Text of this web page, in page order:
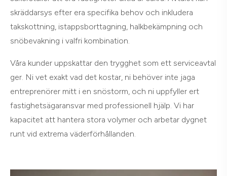
skräddarsys efter era specifika behov och inkludera
takskottning, istappsborttagning, halkbekämpning och
snöbevakning i valfri kombination.
Våra kunder uppskattar den trygghet som ett serviceavtal
ger. Ni vet exakt vad det kostar, ni behöver inte jaga
entreprenörer mitt i en snöstorm, och ni uppfyller ert
fastighetsägaransvar med professionell hjälp. Vi har
kapacitet att hantera stora volymer och arbetar dygnet
runt vid extrema väderförhållanden.